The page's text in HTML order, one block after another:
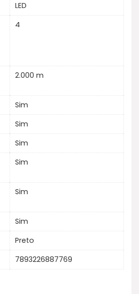
LED
4
2.000 m
Sim
Sim
Sim
Sim
Sim
Sim
Preto
7893226887769